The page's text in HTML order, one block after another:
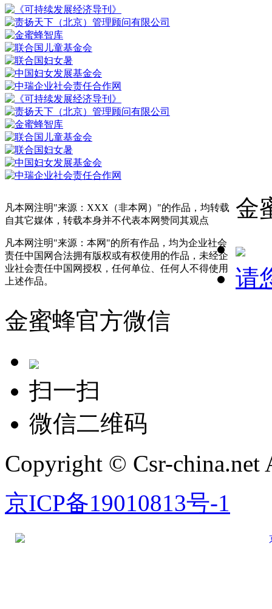
凡本网注明"来源：XXX（非本网）"的作品，均转载
自其它媒体，转载本身并不代表本网赞同其观点
凡本网注明"来源：本网"的所有作品，均为企业社会
责任中国网合法拥有版权或有权使用的作品，未经企
业社会责任中国网授权，任何单位、任何人不得使用
上述作品。
金
请
金蜜蜂官方微信
扫一扫
微信二维码
Copyright © Csr-china.net
京ICP备19010813号-1